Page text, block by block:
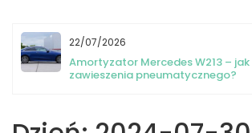
22/07/2026
Amortyzator Mercedes W213 – jak
zawieszenia pneumatycznego?